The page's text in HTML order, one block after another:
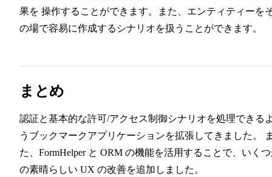
果を 操作することができます。また、エンティティーを
の場で容易に作成するシナリオを扱うことができます。
まとめ
認証と基本的な許可/アクセス制御シナリオを処理できる
うブックマークアプリケーションを拡張してきました。
た、FormHelper と ORM の機能を活用することで、いく
の素晴らしい UX の改善を追加しました。